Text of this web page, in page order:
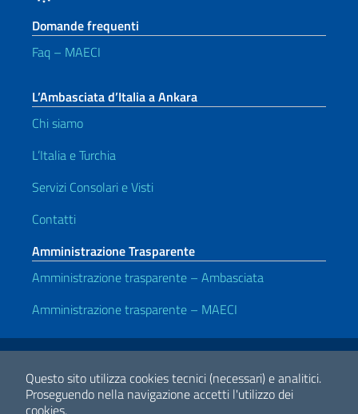
Questo sito utilizza cookies tecnici (necessari) e analitici.
Proseguendo nella navigazione accetti l'utilizzo dei
cookies.
Domande frequenti
Faq – MAECI
L’Ambasciata d’Italia a Ankara
Chi siamo
L’Italia e Turchia
Servizi Consolari e Visti
Contatti
Amministrazione Trasparente
Amministrazione trasparente – Ambasciata
Amministrazione trasparente – MAECI
Link Utili